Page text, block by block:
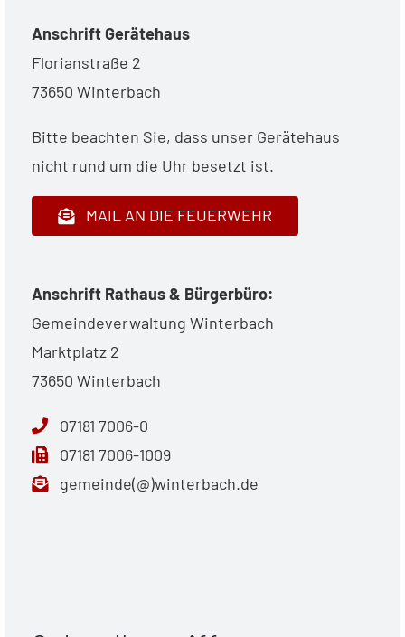
Anschrift Gerätehaus
Florianstraße 2
73650 Winterbach
Bitte beachten Sie, dass unser Gerätehaus
nicht rund um die Uhr besetzt ist.
MAIL AN DIE FEUERWEHR
Anschrift Rathaus & Bürgerbüro:
Gemeindeverwaltung Winterbach
Marktplatz 2
73650 Winterbach
07181 7006-0
07181 7006-1009
gemeinde(@)winterbach.de